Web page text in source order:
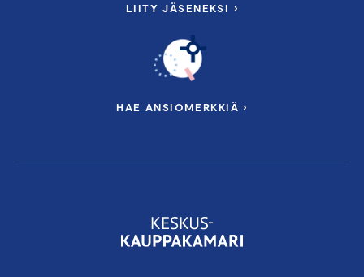
LIITY JÄSENEKSI ›
HAE ANSIOMERKKIÄ ›